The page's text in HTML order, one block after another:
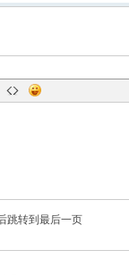
跳转到最后一页